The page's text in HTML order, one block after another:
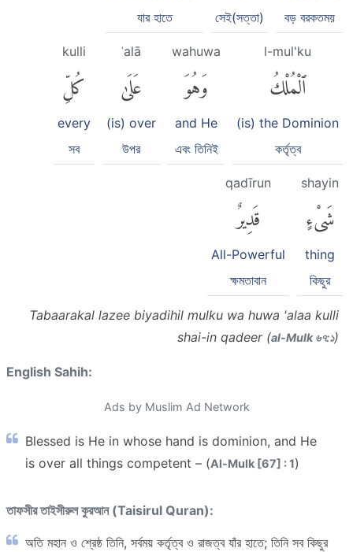
বড় বরকতময়
সেই(সত্তা)
যার হাতে
l-mul'ku
ٱلْمُلْكُ
(is) the Dominion
কর্তৃত্ব
wahuwa
وَهُوَ
and He
এবং তিনিই
ʿalā
عَلَىٰ
(is) over
উপর
kulli
كُلِّ
every
সব
shayin
شَىْءٍ
thing
কিছুর
qadīrun
قَدِيرٌ
All-Powerful
ক্ষমতাবান
Tabaarakal lazee biyadihil mulku wa huwa 'alaa kulli
shai-in qadeer (al-Mulk ৬৭:১)
English Sahih:
Ads by Muslim Ad Network
Blessed is He in whose hand is dominion, and He
is over all things competent – (Al-Mulk [67] : 1)
তাফসীর তাইসীরুল কুরআন (Taisirul Quran):
অতি মহান ও শ্রেষ্ঠ তিনি, সর্বময় কর্তৃত্ব ও রাজত্ব যাঁর হাতে; তিনি সব কিছুর